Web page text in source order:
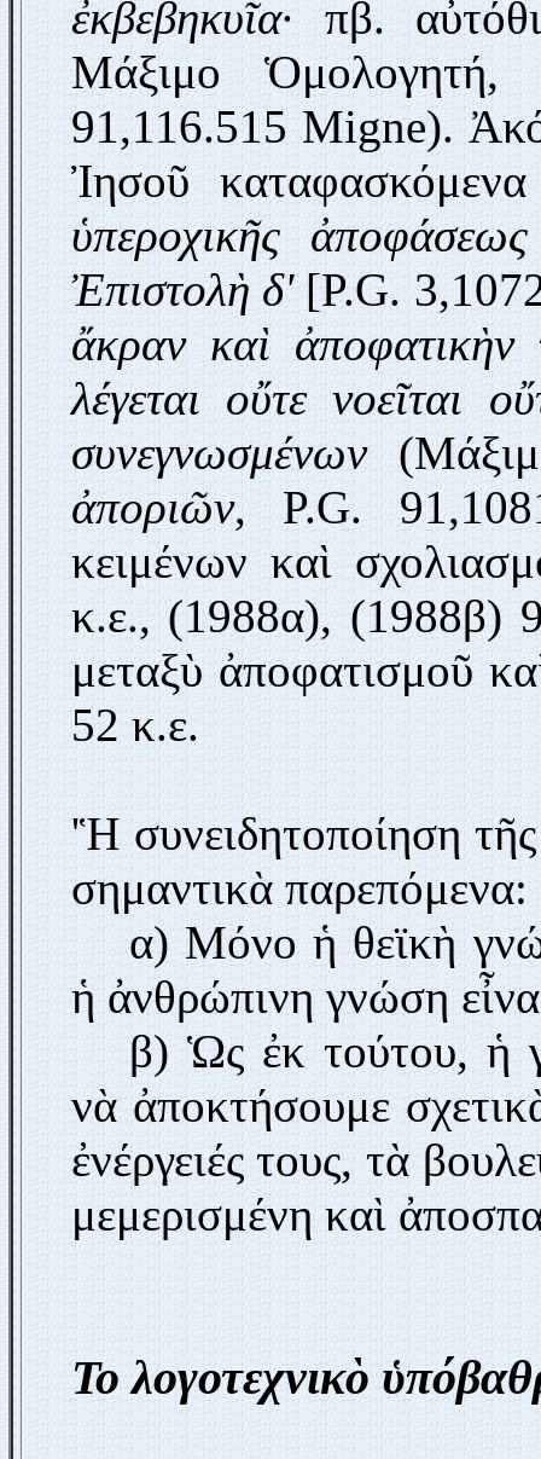
ἐκβεβηκυῖα· πβ.
Μάξιμο Ὁμολογητή,
91,116.515 Migne).
Ἰησοῦ
ὑπεροχικῆς
Ἐπιστολὴ δ'[P.G.
ἄκραν καὶ ἀποφατικὴν
λέγεται οὔτε νοεῖται
συνεγνωσμένων
ἀποριῶν, P.G.
κειμένων καὶ
κ.ε., (1988α), (1988β)
μεταξὺ ἀποφατισμοῦ
52 κ.ε.
'Ἡ συνειδητοποίηση
σημαντικὰ παρεπόμενα:
α) Μόνο ἡ θεϊκὴ
ἡ ἀνθρώπινη γνώση
β) Ὡς ἐκ τούτου, ἡ
νὰ ἀποκτήσουμε
ἐνέργειές τους, τὰ
μεμερισμένη καὶ
Το λογοτεχνικὸ